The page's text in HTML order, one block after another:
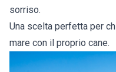
sorriso.
Una scelta perfetta per
mare con il proprio cane.